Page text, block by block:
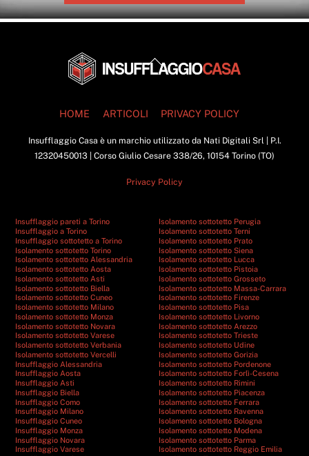
Back
To
HOME
ARTICOLI PRIVACY POLICY
Insufflaggio Casa è un marchio utilizzato da Nati Digitali Srl | P.I.
12320450013 | Corso Giulio Cesare 338/26, 10154 Torino (TO)
Privacy Policy
Insufflaggio pareti a Torino
Insufflaggio a Torino
Insufflaggio sottotetto a Torino
Isolamento sottotetto Torino
Isolamento sottotetto Alessandria
Isolamento sottotetto Aosta
Isolamento sottotetto Asti
Isolamento sottotetto Biella
Isolamento sottotetto Cuneo
Isolamento sottotetto Milano
Isolamento sottotetto Monza
Isolamento sottotetto Novara
Isolamento sottotetto Varese
Isolamento sottotetto Verbania
Isolamento sottotetto Vercelli
Insufflaggio Alessandria
Insufflaggio Aosta
Insufflaggio Asti
Insufflaggio Biella
Insufflaggio Como
Insufflaggio Milano
Insufflaggio Cuneo
Insufflaggio Monza
Insufflaggio Novara
Insufflaggio Varese
Isolamento sottotetto Perugia
Isolamento sottotetto Terni
Isolamento sottotetto Prato
Isolamento sottotetto Siena
Isolamento sottotetto Lucca
Isolamento sottotetto Pistoia
Isolamento sottotetto Grosseto
Isolamento sottotetto Massa-Carrara
Isolamento sottotetto Firenze
Isolamento sottotetto Pisa
Isolamento sottotetto Livorno
Isolamento sottotetto Arezzo
Isolamento sottotetto Trieste
Isolamento sottotetto Udine
Isolamento sottotetto Gorizia
Isolamento sottotetto Pordenone
Isolamento sottotetto Forlì-Cesena
Isolamento sottotetto Rimini
Isolamento sottotetto Piacenza
Isolamento sottotetto Ferrara
Isolamento sottotetto Ravenna
Isolamento sottotetto Bologna
Isolamento sottotetto Modena
Isolamento sottotetto Parma
Isolamento sottotetto Reggio Emilia